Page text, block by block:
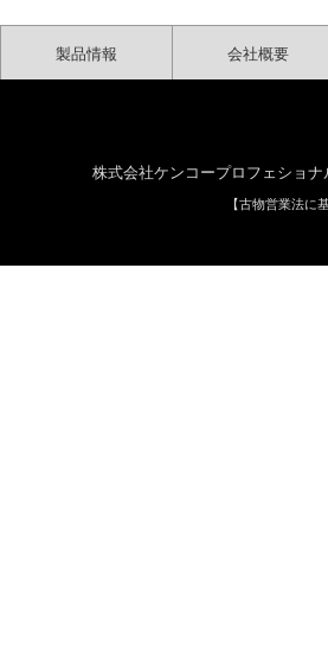
製品情報 会社概要
株式会社ケンコープロフェショ
【古物営業法